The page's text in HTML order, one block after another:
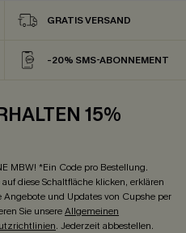
GRATIS VERSAND
-20% SMS-ABONNEMENT
15%
MBW! *Ein Code pro Bestellung.
diese Schaltfläche klicken, erklären
und Updates von Cupshe per
Sie unsereAllgemeinen
. Jederzeit abbestellen.